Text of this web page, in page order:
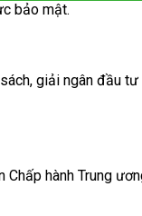
bảo mật.
giải ngân đầu
Chấp hành Trung